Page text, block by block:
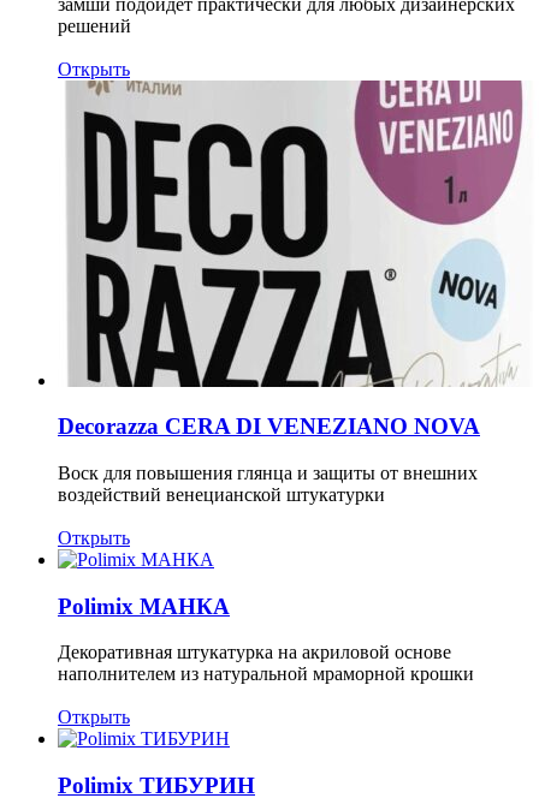
решений
Открыть
Decorazza CERA DI VENEZIANO NOVA
Воск для повышения глянца и защиты от внешних
воздействий венецианской штукатурки
Открыть
Polimix МАНКА
Декоративная штукатурка на акриловой основе
наполнителем из натуральной мраморной крошки
Открыть
Polimix ТИБУРИН